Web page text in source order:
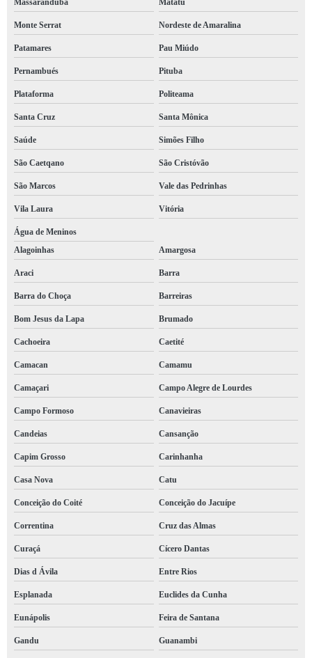
Massaranduba Matatu
Monte Serrat Nordeste de Amaralina
Patamares Pau Miúdo
Pernambués Pituba
Plataforma Politeama
Santa Cruz Santa Mônica
Saúde Simões Filho
São Caetqano São Cristóvão
São Marcos Vale das Pedrinhas
Vila Laura Vitória
Água de Meninos
Alagoinhas
Amargosa
Araci Barra
Barra do Choça Barreiras
Bom Jesus da Lapa Brumado
Cachoeira Caetité
Camacan Camamu
Camaçari Campo Alegre de Lourdes
Campo Formoso Canavieiras
Candeias Cansanção
Capim Grosso Carinhanha
Casa Nova Catu
Conceição do Coité Conceição do Jacuípe
Correntina Cruz das Almas
Curaçá Cícero Dantas
Dias d Ávila Entre Rios
Esplanada Euclides da Cunha
Eunápolis Feira de Santana
Gandu Guanambi